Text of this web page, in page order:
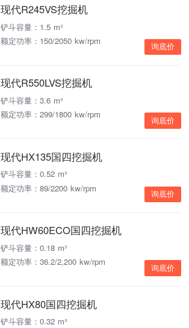
现代R245VS挖掘机
铲斗容量：1.5 m³
额定功率：150/2050 kw/rpm
询底价
现代R550LVS挖掘机
铲斗容量：3.6 m³
额定功率：299/1800 kw/rpm
询底价
现代HX135国四挖掘机
铲斗容量：0.52 m³
额定功率：89/2200 kw/rpm
询底价
现代HW60ECO国四挖掘机
铲斗容量：0.18 m³
额定功率：36.2/2,200 kw/rpm
询底价
现代HX80国四挖掘机
铲斗容量：0.32 m³